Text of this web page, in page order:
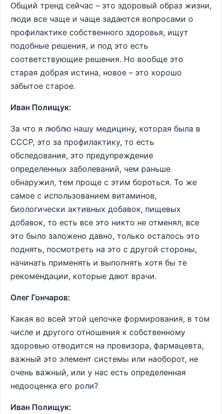
Общий тренд сейчас – это здоровый образ жизни,
люди все чаще и чаще задаются вопросами о
профилактике собственного здоровья, ищут
подобные решения, и под это есть
соответствующие решения. Но вообще это
старая добрая истина, новое – это хорошо
забытое старое.
Иван Полищук:
За что я люблю нашу медицину, которая была в
СССР, это за профилактику, то есть
обследования, это предупреждение
определенных заболеваний, чем раньше
обнаружил, тем проще с этим бороться. То же
самое с использованием витаминов,
биологически активных добавок, пищевых
добавок, то есть все это никто не отменял, все
это было заложено давно, только осталось это
поднять, посмотреть на это с другой стороны,
начинать применять и выполнять хотя бы те
рекомендации, которые дают врачи.
Олег Гончаров:
Какая во всей этой цепочке формирования, в том
числе и другого отношения к собственному
здоровью отводится на провизора, фармацевта,
важный это элемент системы или наоборот, не
очень важный, или у нас есть определенная
недооценка его роли?
Иван Полищук: